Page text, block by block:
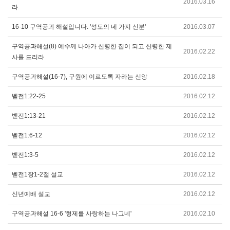
라.
2016.03.16
16-10 구역공과 해설입니다. '성도의 네 가지 신분' 2016.03.07
구역공과해설(8) 예수께 나아가 신령한 집이 되고 신령한 제
사를 드리라
2016.02.22
구역공과해설(16-7), 구원에 이르도록 자라는 신앙 2016.02.18
벧전1:22-25 2016.02.12
벧전1:13-21 2016.02.12
벧전1:6-12 2016.02.12
벧전1:3-5 2016.02.12
벧전1장1-2절 설교 2016.02.12
신년예배 설교 2016.02.12
구역공과해설 16-6 '형제를 사랑하는 나그네' 2016.02.10